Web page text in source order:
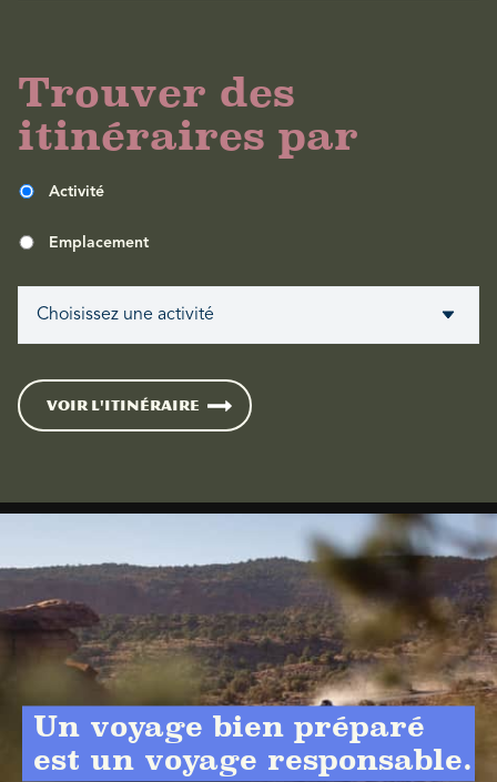
Trouver des
itinéraires par
Activité
Emplacement
VOIR L'ITINÉRAIRE
Un voyage bien préparé
est un voyage responsable.